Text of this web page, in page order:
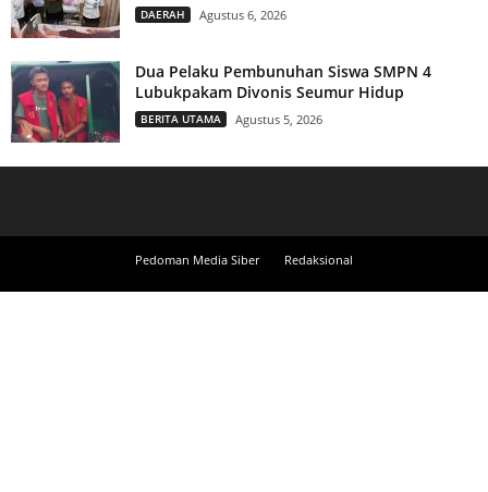
DAERAH Agustus 6, 2026
Dua Pelaku Pembunuhan Siswa SMPN 4
Lubukpakam Divonis Seumur Hidup
BERITA UTAMA Agustus 5, 2026
Pedoman Media Siber Redaksional